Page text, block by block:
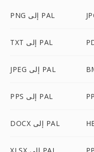
PNG إلى PAL
TXT إلى PAL
JPEG إلى PAL
PPS إلى PAL
DOCX إلى PAL